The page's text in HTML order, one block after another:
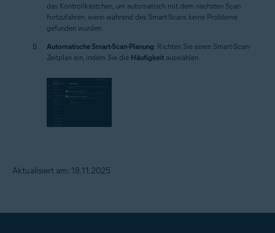
das Kontrollkästchen, um automatisch mit dem nächsten Scan
fortzufahren, wenn während des Smart-Scans keine Probleme
gefunden wurden.
Automatische Smart-Scan-Planung: Richten Sie einen Smart-Scan-
Zeitplan ein, indem Sie die Häufigkeit auswählen.
Aktualisiert am: 18.11.2025